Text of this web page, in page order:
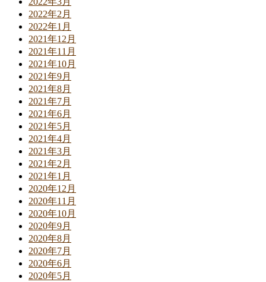
2022年2月
2022年1月
2021年12月
2021年11月
2021年10月
2021年9月
2021年8月
2021年7月
2021年6月
2021年5月
2021年4月
2021年3月
2021年2月
2021年1月
2020年12月
2020年11月
2020年10月
2020年9月
2020年8月
2020年7月
2020年6月
2020年5月